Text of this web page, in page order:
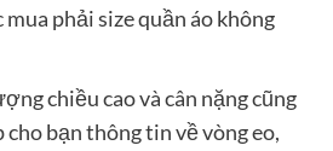
mua phải size quần áo không
chiều cao và cân nặng cũng
cho bạn thông tin về vòng eo,